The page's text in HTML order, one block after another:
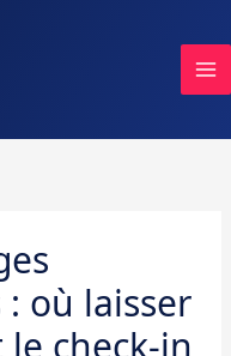
où laisser
le check-in